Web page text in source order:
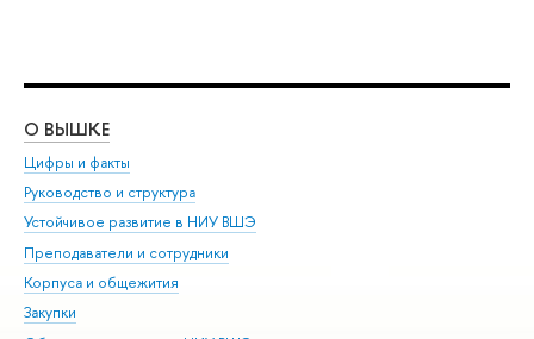
О ВЫШКЕ
Цифры и факты
Руководство и структура
Устойчивое развитие в НИУ ВШЭ
Преподаватели и сотрудники
Корпуса и общежития
Закупки